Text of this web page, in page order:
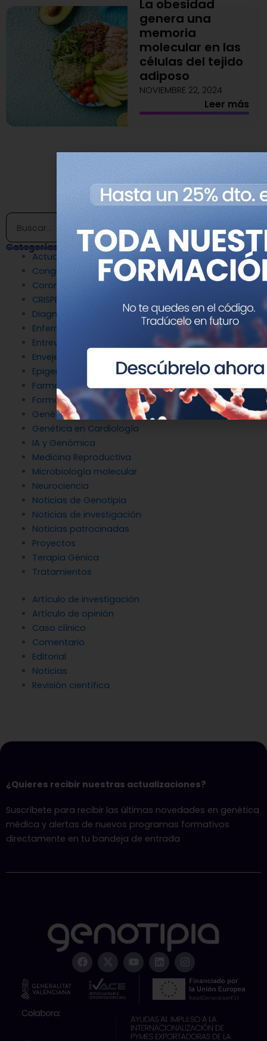
La obesidad
genera una
memoria
molecular en las
células del tejido
adiposo
NOVIEMBRE 22, 2024
Leer más
2 3 4 5
Buscar
Categorías
Actualidad
Congresos
Coronavirus
CRISPR
Diagnóstico Genético
Enfermedades Raras
Entrevistas
Envejecimiento y longevidad
Epigenética
Farmacogenética
Formación
Genética del cáncer
Genética en Cardiología
IA y Genómica
Medicina Reproductiva
Microbiología molecular
Neurociencia
Noticias de Genotipia
Noticias de investigación
Noticias patrocinadas
Proyectos
Terapia Génica
Tratamientos
Artículo de investigación
Artículo de opinión
Caso clínico
Comentario
Editorial
Noticias
Revisión científica
¿Quieres recibir nuestras actualizaciones?
Suscríbete para recibir las últimas novedades en genética
médica y alertas de nuevos programas formativos
directamente en tu bandeja de entrada
F
a
c
X
-
t
w
i
Y
o
u
e
L
i
n
k
e
i
n
I
n
s
a
r
a
m